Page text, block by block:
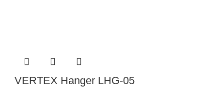
VERTEX Hanger LHG-05